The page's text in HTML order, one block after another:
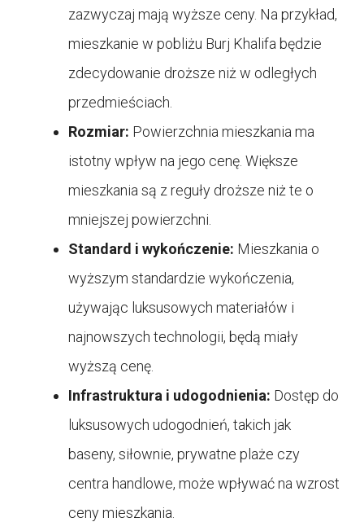
zazwyczaj mają wyższe ceny. Na przykład,
mieszkanie w pobliżu Burj Khalifa będzie
zdecydowanie droższe niż w odległych
przedmieściach.
Rozmiar: Powierzchnia mieszkania ma
istotny wpływ na jego cenę. Większe
mieszkania są z reguły droższe niż te o
mniejszej powierzchni.
Standard i wykończenie: Mieszkania o
wyższym standardzie wykończenia,
używając luksusowych materiałów i
najnowszych technologii, będą miały
wyższą cenę.
Infrastruktura i udogodnienia: Dostęp do
luksusowych udogodnień, takich jak
baseny, siłownie, prywatne plaże czy
centra handlowe, może wpływać na wzrost
ceny mieszkania.